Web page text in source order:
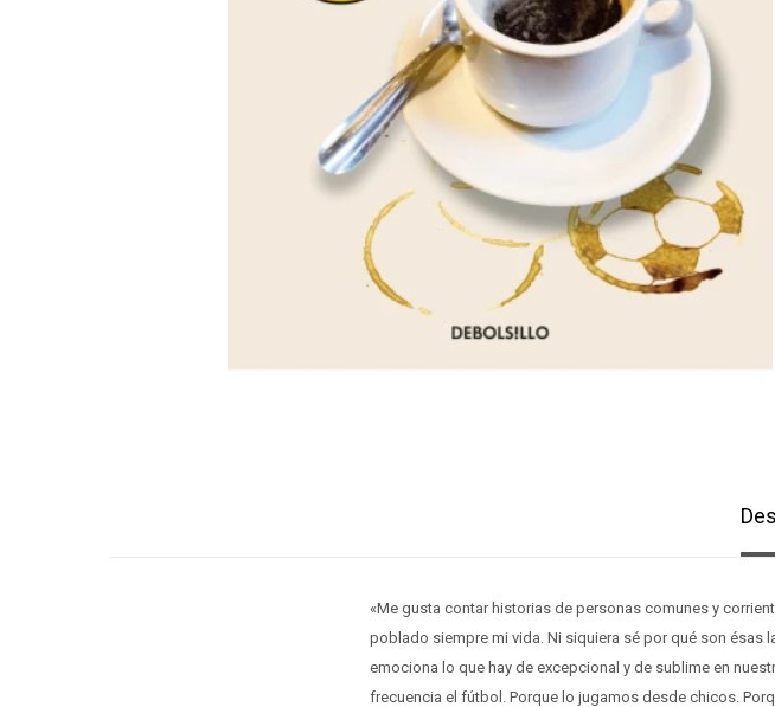
«Me gusta contar historias de personas comunes y
poblado siempre mi vida. Ni siquiera sé por qué son ésas
emociona lo que hay de excepcional y de sublime en
frecuencia el fútbol. Porque lo jugamos desde chicos.